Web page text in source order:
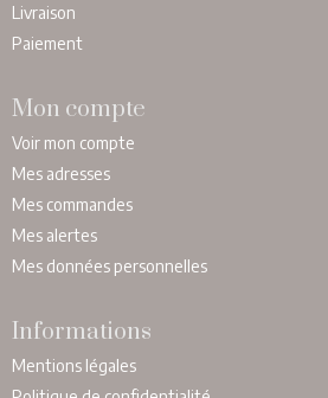
Livraison
Paiement
Mon compte
Voir mon compte
Mes adresses
Mes commandes
Mes alertes
Mes données personnelles
Informations
Mentions légales